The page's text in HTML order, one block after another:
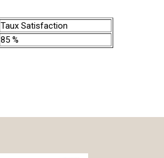
Taux Satisfaction
85 %